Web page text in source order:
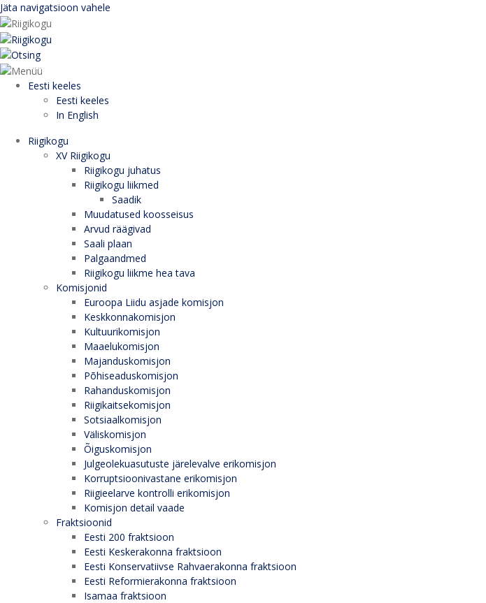
Jäta navigatsioon vahele
Eesti keeles
Eesti keeles
In English
Riigikogu
XV Riigikogu
Riigikogu juhatus
Riigikogu liikmed
Saadik
Muudatused koosseisus
Arvud räägivad
Saali plaan
Palgaandmed
Riigikogu liikme hea tava
Komisjonid
Euroopa Liidu asjade komisjon
Keskkonnakomisjon
Kultuurikomisjon
Maaelukomisjon
Majanduskomisjon
Põhiseaduskomisjon
Rahanduskomisjon
Riigikaitsekomisjon
Sotsiaalkomisjon
Väliskomisjon
Õiguskomisjon
Julgeolekuasutuste järelevalve erikomisjon
Korruptsioonivastane erikomisjon
Riigieelarve kontrolli erikomisjon
Komisjon detail vaade
Fraktsioonid
Eesti 200 fraktsioon
Eesti Keskerakonna fraktsioon
Eesti Konservatiivse Rahvaerakonna fraktsioon
Eesti Reformierakonna fraktsioon
Isamaa fraktsioon